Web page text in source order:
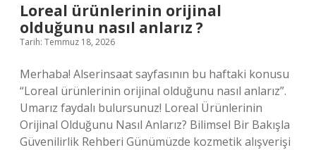
Loreal ürünlerinin orijinal
olduğunu nasıl anlarız ?
Tarih: Temmuz 18, 2026
Merhaba! Alserinsaat sayfasının bu haftaki konusu
“Loreal ürünlerinin orijinal olduğunu nasıl anlarız”.
Umarız faydalı bulursunuz! Loreal Ürünlerinin
Orijinal Olduğunu Nasıl Anlarız? Bilimsel Bir Bakışla
Güvenilirlik Rehberi Günümüzde kozmetik alışverişi